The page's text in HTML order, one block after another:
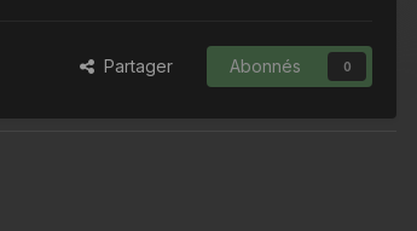
Partager Abonnés 0